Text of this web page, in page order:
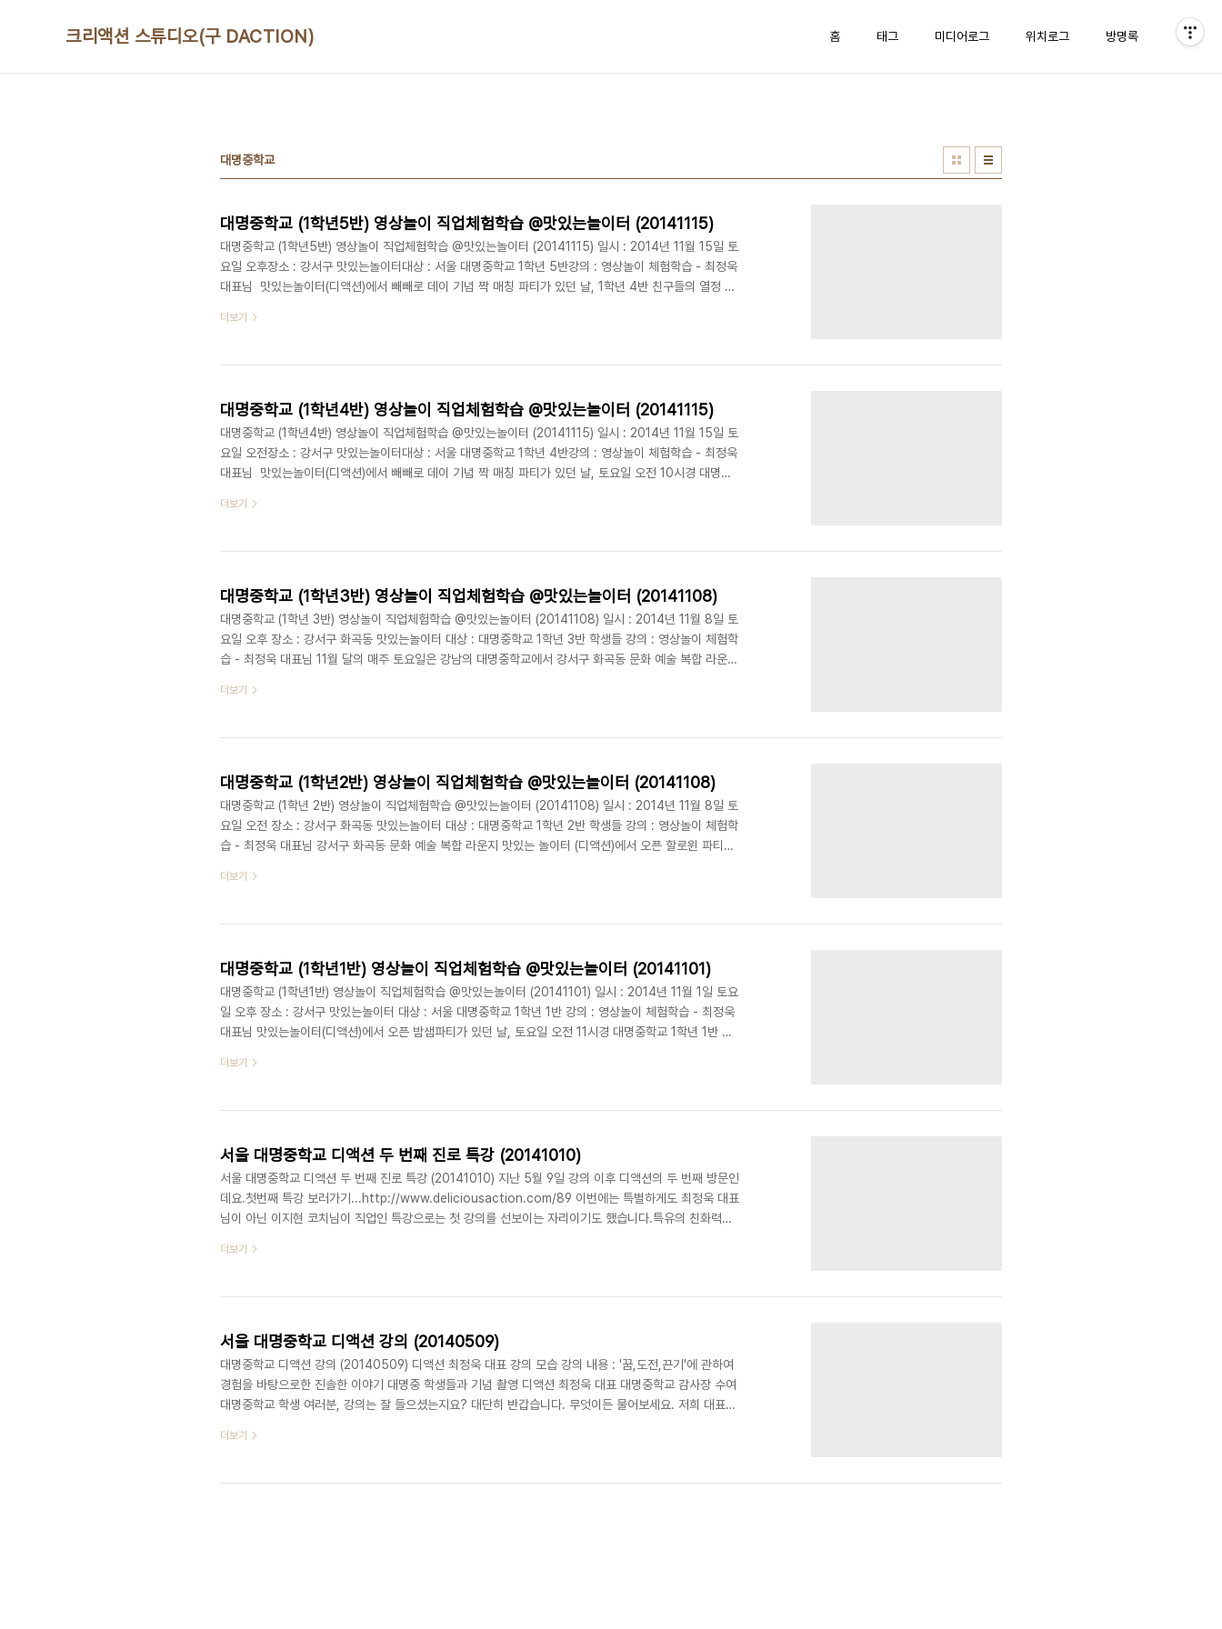
크리액션 스튜디오(구 DACTION) 홈 태그 미디어로그 위치로그 방명록
대명중학교
대명중학교 (1학년5반) 영상놀이 직업체험학습 @맛있는놀이터 (20141115)
대명중학교 (1학년5반) 영상놀이 직업체험학습 @맛있는놀이터 (20141115) 일시 : 2014년 11월 15일 토
요일 오후장소 : 강서구 맛있는놀이터대상 : 서울 대명중학교 1학년 5반강의 : 영상놀이 체험학습 - 최정욱
대표님 맛있는놀이터(디액션)에서 빼빼로 데이 기념 짝 매칭 파티가 있던 날, 1학년 4반 친구들의 열정 넘
간은 매주 토요일마다 두 반씩 대명중학교 1학년 전교생을 대상으로 영상놀이 체험학습을 진행하는데요.
답니다. 즐거웠던 대명중학교 학생들의 디액션 영상놀이 체험학습 현장 함께 ..
더보기
대명중학교 (1학년4반) 영상놀이 직업체험학습 @맛있는놀이터 (20141115)
대명중학교 (1학년4반) 영상놀이 직업체험학습 @맛있는놀이터 (20141115) 일시 : 2014년 11월 15일 토
요일 오전장소 : 강서구 맛있는놀이터대상 : 서울 대명중학교 1학년 4반강의 : 영상놀이 체험학습 - 최정욱
대표님 맛있는놀이터(디액션)에서 빼빼로 데이 기념 짝 매칭 파티가 있던 날, 토요일 오전 10시경 대명중
살려주기 위해 풍선들을 보존하였는데요. 덕분에 학생들이 매우 즐거워했답니다. 11월 한 달간은 매주 토요
특별히 최정욱 대표(교수)님의 제자, 정예훈군이 함께했습니다. 화기애애했..
더보기
대명중학교 (1학년3반) 영상놀이 직업체험학습 @맛있는놀이터 (20141108)
대명중학교 (1학년 3반) 영상놀이 직업체험학습 @맛있는놀이터 (20141108) 일시 : 2014년 11월 8일 토
요일 오후 장소 : 강서구 화곡동 맛있는놀이터 대상 : 대명중학교 1학년 3반 학생들 강의 : 영상놀이 체험학
습 - 최정욱 대표님 11월 달의 매주 토요일은 강남의 대명중학교에서 강서구 화곡동 문화 예술 복합 라운지
반 친구들이 영상놀이 수업을 적극적으로 참여하는 모습을 보였는데요. 특히 몇몇 학생들 같은 경우에는 최
조교를 했던 이우석군이 같이 참여를 했답니다. 영상놀이 수업에 적극..
더보기
대명중학교 (1학년2반) 영상놀이 직업체험학습 @맛있는놀이터 (20141108)
대명중학교 (1학년 2반) 영상놀이 직업체험학습 @맛있는놀이터 (20141108) 일시 : 2014년 11월 8일 토
요일 오전 장소 : 강서구 화곡동 맛있는놀이터 대상 : 대명중학교 1학년 2반 학생들 강의 : 영상놀이 체험학
습 - 최정욱 대표님 강서구 화곡동 문화 예술 복합 라운지 맛있는 놀이터 (디액션)에서 오픈 할로윈 파티가
이 되는 11월 8일! 오전에는 지난 주 대명중학교 1학년 1반 친구들의 뜨거운 열정에 이어, 대명중학교 1학
이 조교를 하게 되었는데요. 열정넘쳤던 대명중학교 1학년 2..
더보기
대명중학교 (1학년1반) 영상놀이 직업체험학습 @맛있는놀이터 (20141101)
대명중학교 (1학년1반) 영상놀이 직업체험학습 @맛있는놀이터 (20141101) 일시 : 2014년 11월 1일 토요
일 오후 장소 : 강서구 맛있는놀이터 대상 : 서울 대명중학교 1학년 1반 강의 : 영상놀이 체험학습 - 최정욱
대표님 맛있는놀이터(디액션)에서 오픈 밤샘파티가 있던 날, 토요일 오전 11시경 대명중학교 1학년 1반 학
이 느낌을 어느정도 살려주기 위해 포스터를 보존하였는데요. 덕분에 학생들이 매우 즐거워했답니다. 오늘
행하게 되었는데요. 이 날은 특별히 최정욱 대표(교수)님의 애제자, 김정환군..
더보기
서울 대명중학교 디액션 두 번째 진로 특강 (20141010)
서울 대명중학교 디액션 두 번째 진로 특강 (20141010) 지난 5월 9일 강의 이후 디액션의 두 번째 방문인
데요.첫번째 특강 보러가기...http://www.deliciousaction.com/89 이번에는 특별하게도 최정욱 대표
님이 아닌 이지현 코치님이 직업인 특강으로는 첫 강의를 선보이는 자리이기도 했습니다.특유의 친화력으
치님이 난감할 정도였답니다. ^^ 디액션 이지현 코치님 강의 모습(위) 강의 내용 : "미래를 디자인하라" 디
ceo@deliciousaction.com
더보기
서울 대명중학교 디액션 강의 (20140509)
대명중학교 디액션 강의 (20140509) 디액션 최정욱 대표 강의 모습 강의 내용 : '꿈,도전,끈기'에 관하여
경험을 바탕으로한 진솔한 이야기 대명중 학생들과 기념 촬영 디액션 최정욱 대표 대명중학교 감사장 수여
대명중학교 학생 여러분, 강의는 잘 들으셨는지요? 대단히 반갑습니다. 무엇이든 물어보세요. 저희 대표님
더보기